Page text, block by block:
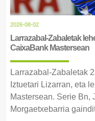
2026-08-02
Larrazabal-Zabaletak
CaixaBank Mastersean
Larrazabal-Zabaletak
Iztuetari Lizarran, eta
Mastersean. Serie Bn,
Morgaetxebarria